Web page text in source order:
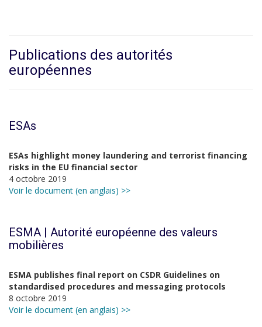
Publications des autorités
européennes
ESAs
ESAs highlight money laundering and terrorist financing
risks in the EU financial sector
4 octobre 2019
Voir le document (en anglais) >>
ESMA | Autorité européenne des valeurs
mobilières
ESMA publishes final report on CSDR Guidelines on
standardised procedures and messaging protocols
8 octobre 2019
Voir le document (en anglais) >>